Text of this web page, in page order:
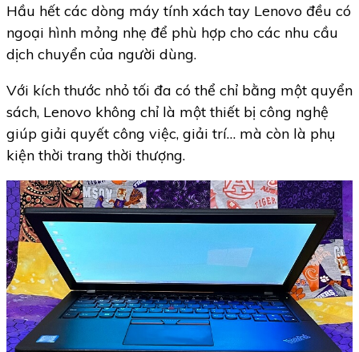
Hầu hết các dòng máy tính xách tay Lenovo đều có
ngoại hình mỏng nhẹ để phù hợp cho các nhu cầu
dịch chuyển của người dùng.
Với kích thước nhỏ tối đa có thể chỉ bằng một quyển
sách, Lenovo không chỉ là một thiết bị công nghệ
giúp giải quyết công việc, giải trí… mà còn là phụ
kiện thời trang thời thượng.